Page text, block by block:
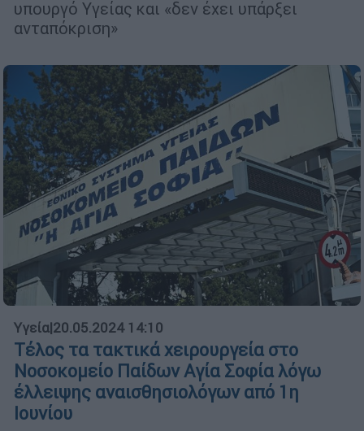
υπουργό Υγείας και «δεν έχει υπάρξει
ανταπόκριση»
Υγεία|20.05.2024 14:10
Τέλος τα τακτικά χειρουργεία στο
Νοσοκομείο Παίδων Αγία Σοφία λόγω
έλλειψης αναισθησιολόγων από 1η
Ιουνίου